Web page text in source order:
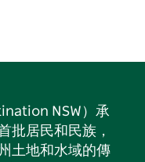
NSW）承
批居民和民族，
土地和水域的傳